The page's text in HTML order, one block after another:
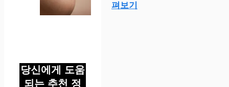
펴보기
당신에게 도움
되는 추천 정